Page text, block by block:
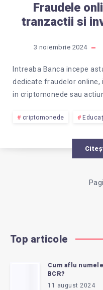
Fraudele
tranzactii si
3 noiembrie 2024
Intreaba Banca incepe
dedicate fraudelor online,
in criptomonede sau
criptomonede
Top articole
Cum aflu
BCR?
11 august 2024